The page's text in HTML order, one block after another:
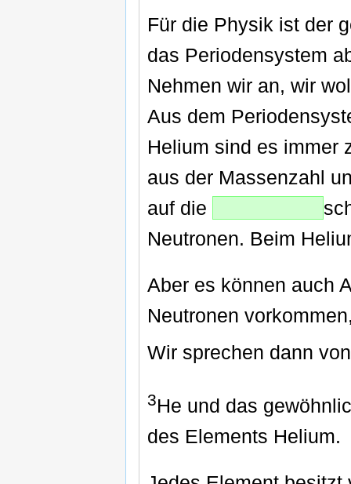
Für die Physik ist der
das Periodensystem
Nehmen wir an, wir
Aus dem
Helium sind es immer
aus der Massenzahl
auf die
Neutronen. Beim
Aber es können auch
Neutronen
Wir sprechen dann
3He und das
des Elements Helium.